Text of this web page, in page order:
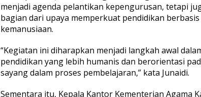
menjadi agenda pelantikan kepengurusan, tetapi
bagian dari upaya memperkuat pendidikan
kemanusiaan.
“Kegiatan ini diharapkan menjadi langkah awal
pendidikan yang lebih humanis dan berorientasi
sayang dalam proses pembelajaran,” kata Junaidi.
Sementara itu, Kepala Kantor Kementerian Agama